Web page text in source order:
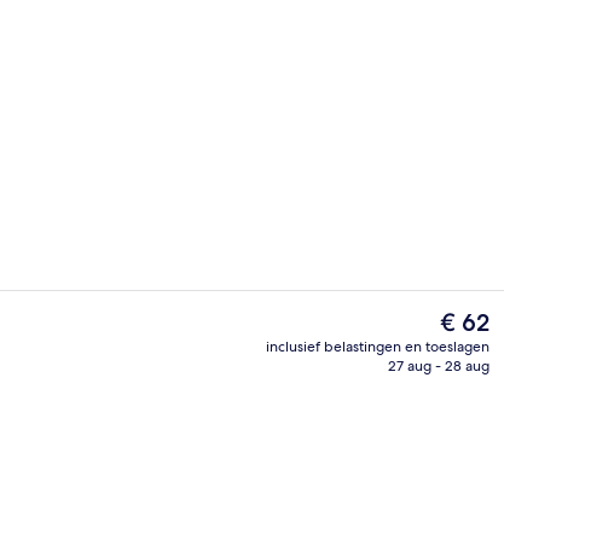
Uitzicht vanuit accommodatie
De
huidige
prijs
€ 62
inclusief belastingen en toeslagen
27 aug - 28 aug